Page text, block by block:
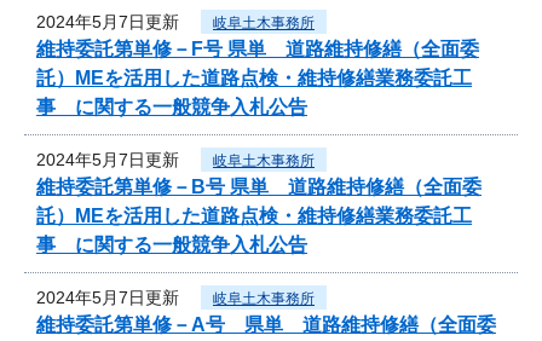
2024年5月7日更新 岐阜土木事務所
維持委託第単修－F号 県単 道路維持修繕（全面委
託）MEを活用した道路点検・維持修繕業務委託工
事 に関する一般競争入札公告
2024年5月7日更新 岐阜土木事務所
維持委託第単修－B号 県単 道路維持修繕（全面委
託）MEを活用した道路点検・維持修繕業務委託工
事 に関する一般競争入札公告
2024年5月7日更新 岐阜土木事務所
維持委託第単修－A号 県単 道路維持修繕（全面委